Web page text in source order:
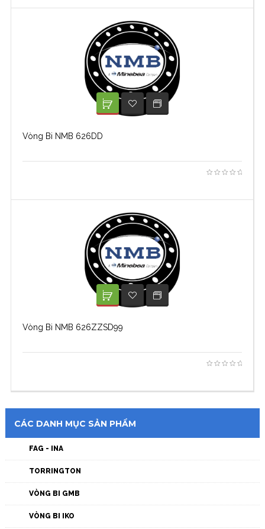
XEM TIẾPADD TO WISHLIST
Vòng Bi NMB 626DD
XEM TIẾPADD TO WISHLIST
Vòng Bi NMB 626ZZSD99
CÁC DANH MỤC SẢN PHẨM
FAG - INA
TORRINGTON
VÒNG BI GMB
VÒNG BI IKO